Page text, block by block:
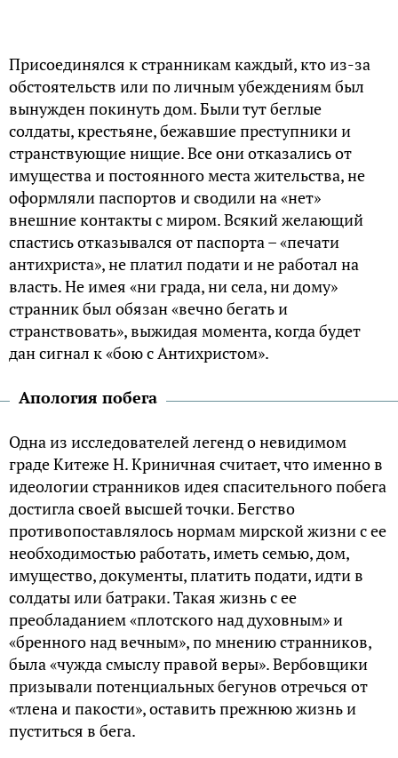
Присоединялся к странникам каждый, кто из-за
обстоятельств или по личным убеждениям был
вынужден покинуть дом. Были тут беглые
солдаты, крестьяне, бежавшие преступники и
странствующие нищие. Все они отказались от
имущества и постоянного места жительства, не
оформляли паспортов и сводили на «нет»
внешние контакты с миром. Всякий желающий
спастись отказывался от паспорта – «печати
антихриста», не платил подати и не работал на
власть. Не имея «ни града, ни села, ни дому»
странник был обязан «вечно бегать и
странствовать», выжидая момента, когда будет
дан сигнал к «бою с Антихристом».
Апология побега
Одна из исследователей легенд о невидимом
граде Китеже Н. Криничная считает, что именно в
идеологии странников идея спасительного побега
достигла своей высшей точки. Бегство
противопоставлялось нормам мирской жизни с ее
необходимостью работать, иметь семью, дом,
имущество, документы, платить подати, идти в
солдаты или батраки. Такая жизнь с ее
преобладанием «плотского над духовным» и
«бренного над вечным», по мнению странников,
была «чужда смыслу правой веры». Вербовщики
призывали потенциальных бегунов отречься от
«тлена и пакости», оставить прежнюю жизнь и
пуститься в бега.